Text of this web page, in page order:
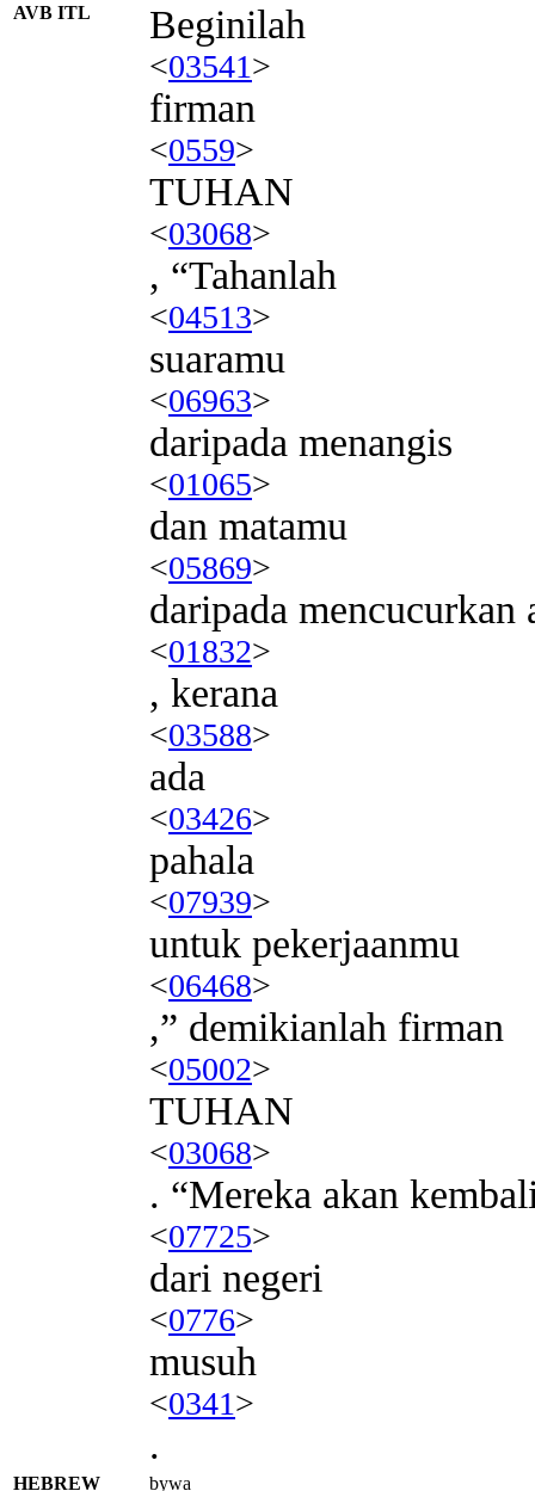
AVB ITL Beginilah
<03541>
firman
<0559>
TUHAN
<03068>
, “Tahanlah
<04513>
suaramu
<06963>
daripada menangis
<01065>
dan matamu
<05869>
daripada mencucurkan
<01832>
, kerana
<03588>
ada
<03426>
pahala
<07939>
untuk pekerjaanmu
<06468>
,” demikianlah firman
<05002>
TUHAN
<03068>
. “Mereka akan
<07725>
dari negeri
<0776>
musuh
<0341>
.
HEBREW bywa